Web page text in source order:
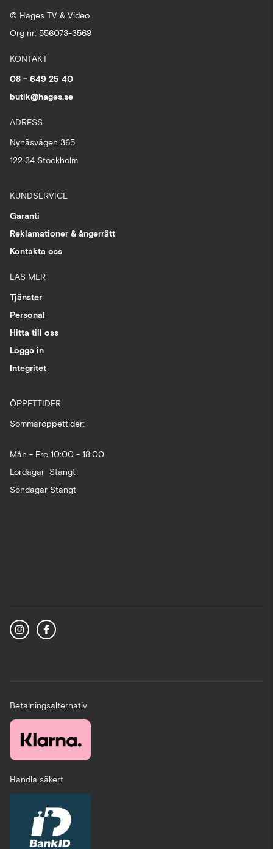
© Hages TV & Video
Org nr: 556073-3569
KONTAKT
08 - 649 25 40
butik@hages.se
ADRESS
Nynäsvägen 365
122 34 Stockholm
KUNDSERVICE
Garanti
Reklamationer & ångerrätt
Kontakta oss
LÄS MER
Tjänster
Personal
Hitta till oss
Logga in
Integritet
ÖPPETTIDER
Sommaröppettider:
Mån - Fre 10:00 - 18:00
Lördagar Stängt
Söndagar Stängt
Betalningsalternativ
Handla säkert